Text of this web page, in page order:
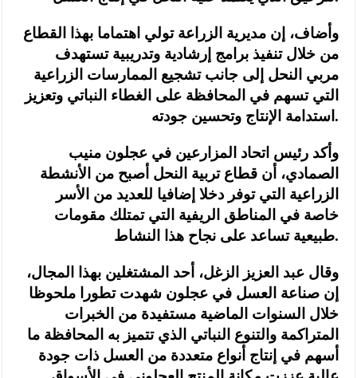
وأضاف، إن مديرية الزراعة تولي اهتماما بهذا القطاع
من خلال تنفيذ برامج إرشادية وتدريبية تستهدف
مربي النحل إلى جانب تشجيع الممارسات الزراعية
التي تسهم في المحافظة على الغطاء النباتي وتعزيز
استدامة الإنتاج وتحسين جودته.
وأكد رئيس اتحاد المزارعين في عجلون منيب
الصمادي، أن قطاع تربية النحل أصبح من الأنشطة
الزراعية التي توفر دخلا إضافيا للعديد من الأسر
خاصة في المناطق الريفية التي تمتلك مقومات
طبيعية تساعد على نجاح هذا النشاط.
وقال عبد العزيز الزغل، أحد المشتغلين بهذا المجال،
إن صناعة العسل في عجلون شهدت تطورا ملحوظا
خلال السنوات الماضية مستفيدة من الخبرات
المتراكمة والتنوع النباتي الذي تتميز به المحافظة ما
أسهم في إنتاج أنواع متعددة من العسل ذات جودة